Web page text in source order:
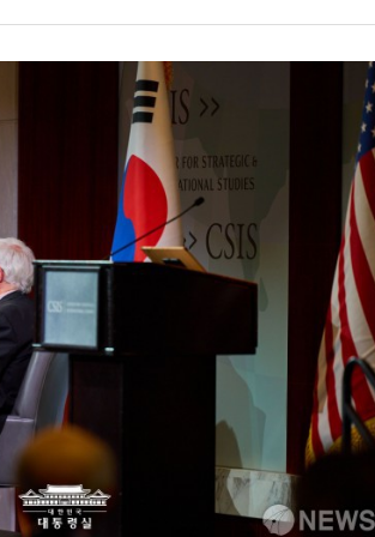
유럽증시, 美 고용 예상 밖 부진에
미 연준 매파 기세 꺾이나…고용 감
[종합] 이슬람 수니파 3국, '공동
트럼프, 백신·자폐증 행정명령 검
美 항소법원, 백악관 무도회장 공
이란 핵심 원유 수출항 '하르그섬',
美 고용 쇼크에 엔화 장중 급등…시
[AI MY 뉴스] 뉴욕 반도체주 프리
뉴욕증시 프리뷰, 美 고용 쇼크에
[종합] 美 7월 고용 2만3000명 감